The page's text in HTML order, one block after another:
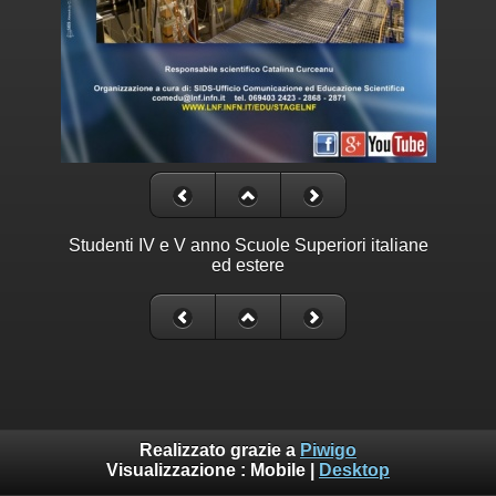
Studenti IV e V anno Scuole Superiori italiane
ed estere
Realizzato grazie a Piwigo
Visualizzazione : Mobile Desktop